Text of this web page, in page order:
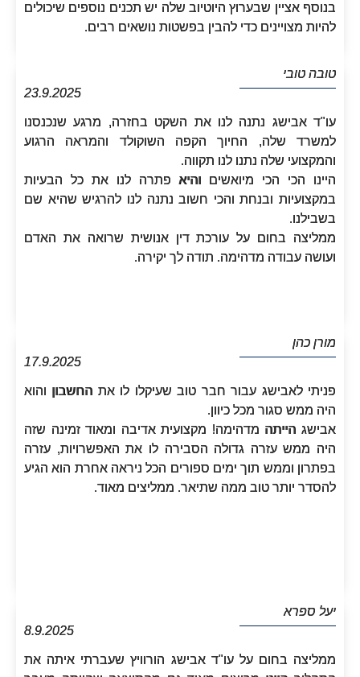
בנוסף אציין שבערוץ היוטיוב שלה יש תכנים נוספים שיכולים
להיות מצויינים כדי להבין בפשטות נושאים רבים.
עו"ד אבישג נתנה לנו את השקט בחזרה, מרגע שנכנסנו
למשרד שלה, החיוך הקפה השוקולד והמראה הרגוע
והמקצועי שלה נתנו לנו תקווה.
היינו הכי הכי מיואשים והיא פתרה לנו את כל הבעיות
במקצועיות ובנחת והכי חשוב נתנה לנו להרגיש שהיא שם
בשבילנו.
ממליצה בחום על עורכת דין אנושית שרואה את האדם
ועושה עבודה מדהימה. תודה לך יקירה.
טובה טובי
23.9.2025
פניתי לאבישג עבור חבר טוב שעיקלו לו את החשבון והוא
היה ממש סגור מכל כיוון.
אבישג הייתה מדהימה! מקצועית אדיבה ומאוד זמינה שזה
היה ממש עזרה גדולה הסבירה לו את האפשרויות, עזרה
בפתרון וממש תוך ימים ספורים הכל ניראה אחרת הוא הגיע
להסדר יותר טוב ממה שתיאר. ממליצים מאוד.
מורן כהן
17.9.2025
ממליצה בחום על עו"ד אבישג הורוויץ שעברתי איתה את
יעל ספרא
8.9.2025